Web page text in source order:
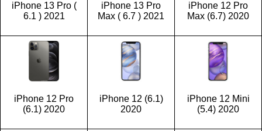
iPhone 13 Pro (
6.1 ) 2021
iPhone 13 Pro
Max ( 6.7 ) 2021
iPhone 12 Pro
Max (6.7) 2020
iPhone 12 Pro
(6.1) 2020
iPhone 12 (6.1)
2020
iPhone 12 Mini
(5.4) 2020